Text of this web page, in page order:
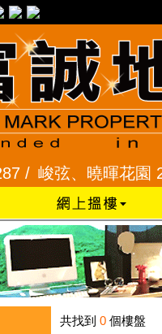
峻弦、曉暉花園
共找到 0 個樓盤